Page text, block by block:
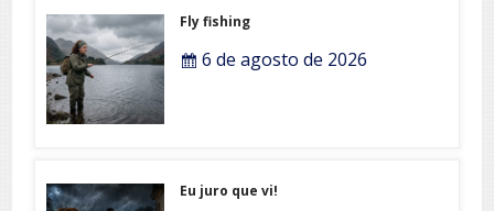
Fly fishing
6 de agosto de 2026
Eu juro que vi!